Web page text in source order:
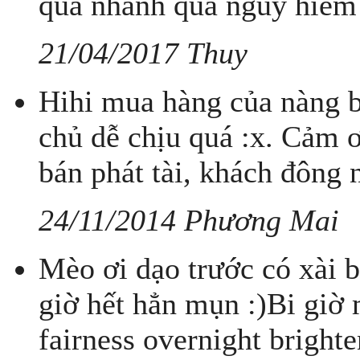
21/04/2017 Thuy
Hihi mua hàng của nàng
chủ dễ chịu quá :x. Cảm
bán phát tài, khách đông
24/11/2014 Phương Mai
Mèo ơi dạo trước có xài
giờ hết hẳn mụn :)Bi giờ
fairness overnight